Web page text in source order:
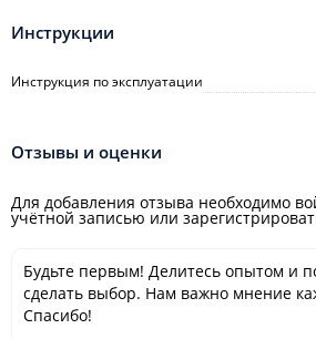
Инструкции
Инструкция по эксплуатации
Отзывы и оценки
Для добавления отзыва необходимо
учётной записью или
Будьте первым! Делитесь опытом и
сделать выбор. Нам важно мнение
Спасибо!